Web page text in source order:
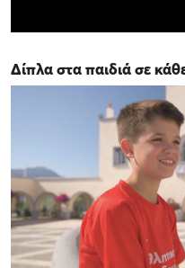
Δίπλα στα παιδιά σε